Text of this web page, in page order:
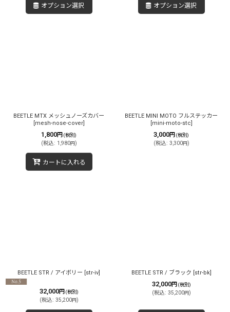
オプション選択 オプション選択
BEETLE MTX メッシュノーズカバー
mesh-nose-cover]
1,800円 (税別)
(税込: 1,980円)
カートに入れる
BEETLE MINI MOTO フルステッカー
mini-moto-stc
3,000円 (税別)
(税込: 3,300円)
BEETLE STR / アイボリー str-iv
32,000円 (税別)
(税込: 35,200円)
BEETLE STR / ブラック str-bk]
32,000円 (税別)
(税込: 35,200円)